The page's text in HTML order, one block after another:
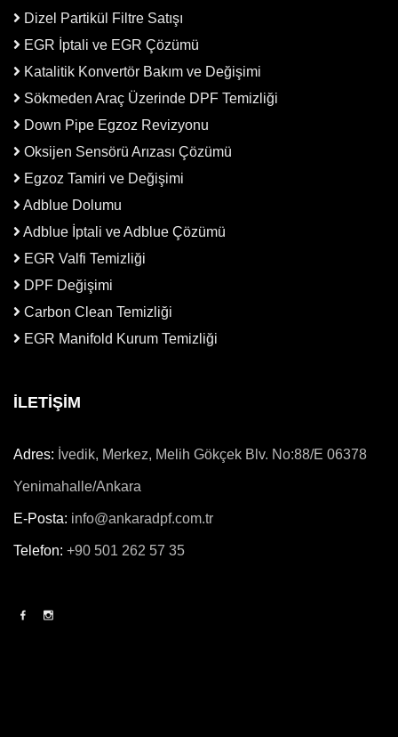
Dizel Partikül Filtre Satışı
EGR İptali ve EGR Çözümü
Katalitik Konvertör Bakım ve Değişimi
Sökmeden Araç Üzerinde DPF Temizliği
Down Pipe Egzoz Revizyonu
Oksijen Sensörü Arızası Çözümü
Egzoz Tamiri ve Değişimi
Adblue Dolumu
Adblue İptali ve Adblue Çözümü
EGR Valfi Temizliği
DPF Değişimi
Carbon Clean Temizliği
EGR Manifold Kurum Temizliği
İLETİŞİM
Adres: İvedik, Merkez, Melih Gökçek Blv. No:88/E 06378
Yenimahalle/Ankara
E-Posta: info@ankaradpf.com.tr
Telefon: +90 501 262 57 35